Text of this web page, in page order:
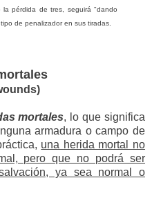
pérdida de tres, seguirá "dando
de penalizador en sus tiradas.
mortales, lo que significa
armadura o campo de
una herida mortal no
pero que no podrá ser
ya sea normal o